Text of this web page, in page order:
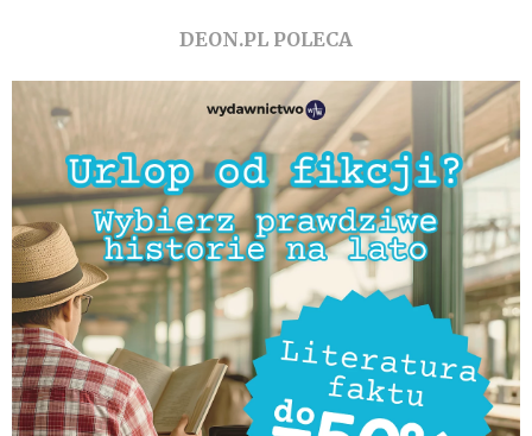
DEON.PL POLECA